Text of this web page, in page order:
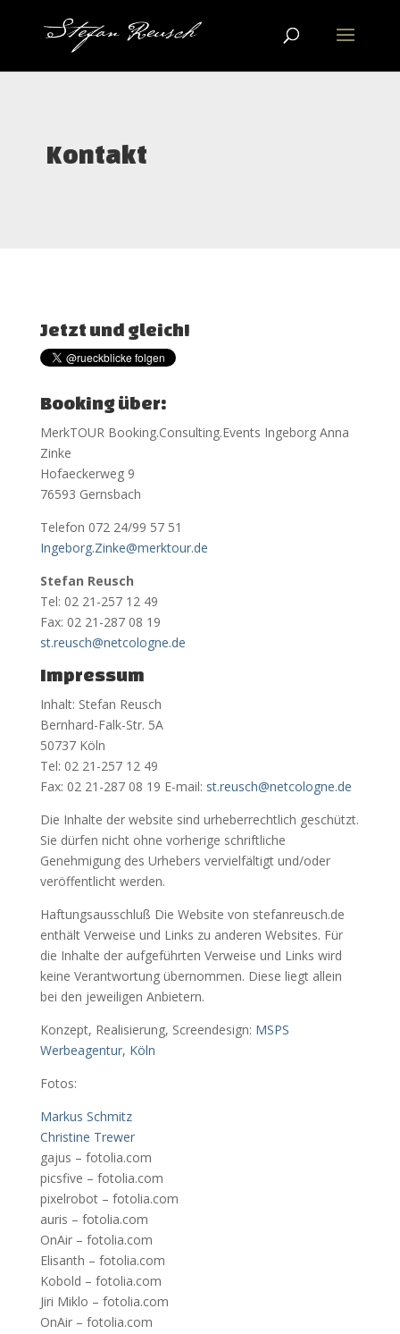
Kontakt
Jetzt und gleich!
Booking über:
MerkTOUR Booking.Consulting.Events Ingeborg Anna
Zinke
Hofaeckerweg 9
76593 Gernsbach
Telefon 072 24/99 57 51
Ingeborg.Zinke@merktour.de
Stefan Reusch
Tel: 02 21-257 12 49
Fax: 02 21-287 08 19
st.reusch@netcologne.de
Impressum
Inhalt: Stefan Reusch
Bernhard-Falk-Str. 5A
50737 Köln
Tel: 02 21-257 12 49
Fax: 02 21-287 08 19 E-mail: st.reusch@netcologne.de
Die Inhalte der website sind urheberrechtlich geschützt.
Sie dürfen nicht ohne vorherige schriftliche
Genehmigung des Urhebers vervielfältigt und/oder
veröffentlicht werden.
Haftungsausschluß Die Website von stefanreusch.de
enthält Verweise und Links zu anderen Websites. Für
die Inhalte der aufgeführten Verweise und Links wird
keine Verantwortung übernommen. Diese liegt allein
bei den jeweiligen Anbietern.
Konzept, Realisierung, Screendesign: MSPS
Werbeagentur, Köln
Fotos:
Markus Schmitz
Christine Trewer
gajus – fotolia.com
picsfive – fotolia.com
pixelrobot – fotolia.com
auris – fotolia.com
OnAir – fotolia.com
Elisanth – fotolia.com
Kobold – fotolia.com
Jiri Miklo – fotolia.com
OnAir – fotolia.com